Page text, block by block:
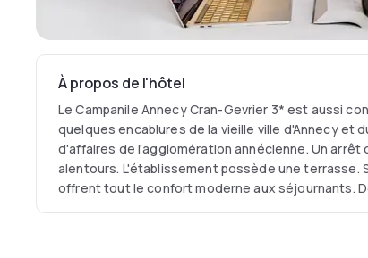
À propos de l'hôtel
Le Campanile Annecy Cran-Gevrier 3* est aussi
quelques encablures de la vieille ville d'Annecy et
d'affaires de l’agglomération annécienne. Un
alentours. L'établissement possède une terrasse.
offrent tout le confort moderne aux séjournants.